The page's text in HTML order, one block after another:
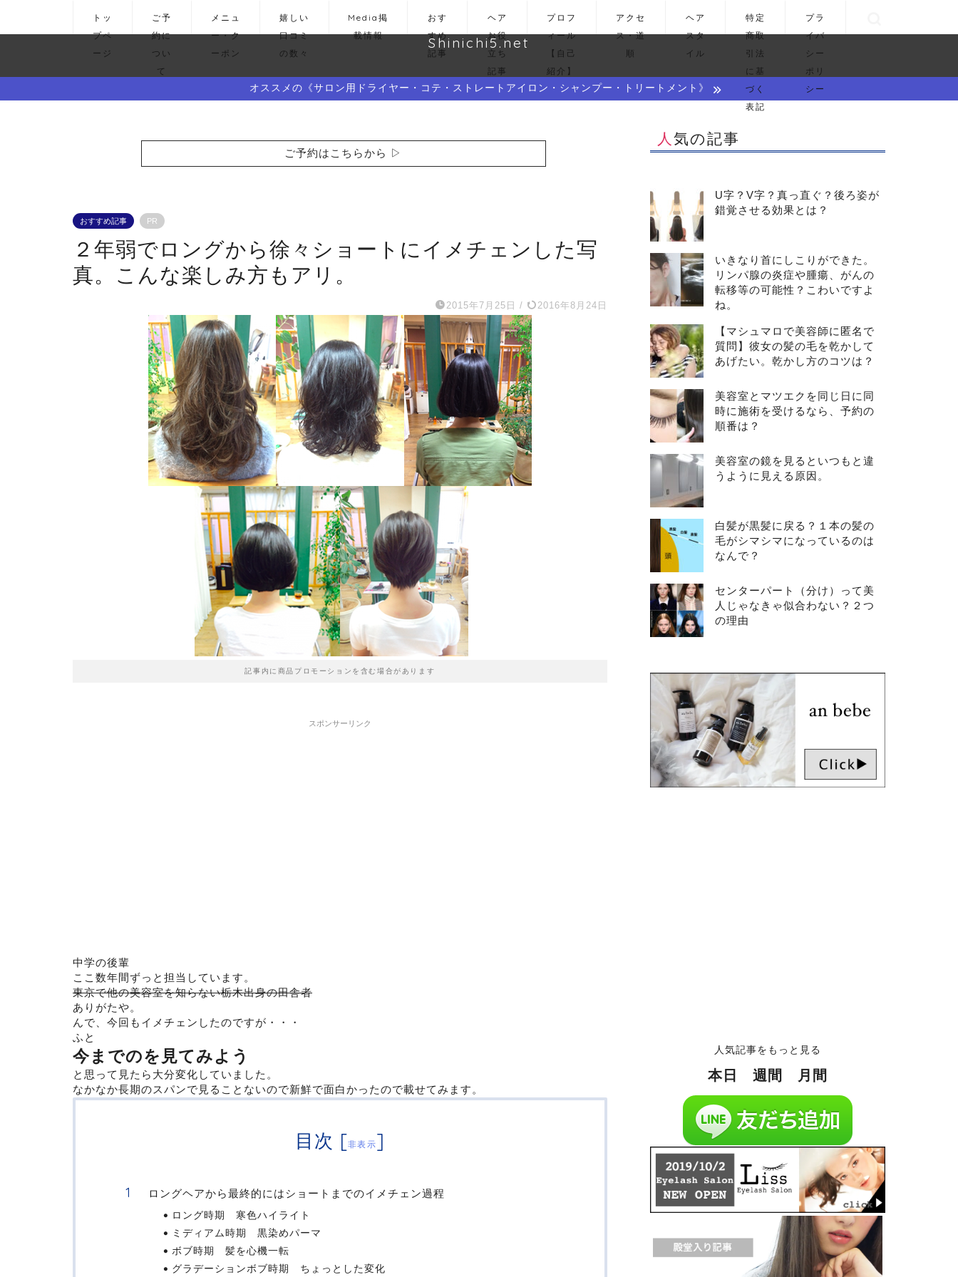
トッ
プペ
ージ
ご予
約に
つい
て
メニュ
ー・ク
ーポン
嬉しい
口コミ
の数々
Media掲
載情報
おす
すめ
記事
ヘア
お役
立ち
記事
プロフ
ィール
【自己
紹介】
アクセ
ス・道
順
ヘア
スタ
イル
特定
商取
引法
に基
づく
表記
プラ
イバ
シー
ポリ
シー
Shinichi5.net
オススメの《サロン用ドライヤー・コテ・ストレートアイロン・シャンプー・トリートメント》
ご予約はこちらから ▷
おすすめ記事 PR
２年弱でロングから徐々ショートにイメチェンした写
真。こんな楽しみ方もアリ。
2015年7月25日 / 2016年8月24日
記事内に商品プロモーションを含む場合があります
スポンサーリンク
中学の後輩
ここ数年間ずっと担当しています。
東京で他の美容室を知らない栃木出身の田舎者
ありがたや。
んで、今回もイメチェンしたのですが・・・
ふと
今までのを見てみよう
と思って見たら大分変化していました。
なかなか長期のスパンで見ることないので新鮮で面白かったので載せてみます。
目次 [非表示]
ロングヘアから最終的にはショートまでのイメチェン過程
ロング時期 寒色ハイライト
ミディアム時期 黒染めパーマ
ボブ時期 髪を心機一転
グラデーションボブ時期 ちょっとした変化
人気の記事
U字？V字？真っ直ぐ？後ろ姿が
錯覚させる効果とは？
いきなり首にしこりができた。
リンパ腺の炎症や腫瘍、がんの
転移等の可能性？こわいですよ
ね。
【マシュマロで美容師に匿名で
質問】彼女の髪の毛を乾かして
あげたい。乾かし方のコツは？
美容室とマツエクを同じ日に同
時に施術を受けるなら、予約の
順番は？
美容室の鏡を見るといつもと違
うように見える原因。
白髪が黒髪に戻る？１本の髪の
毛がシマシマになっているのは
なんで？
センターパート（分け）って美
人じゃなきゃ似合わない？２つ
の理由
人気記事をもっと見る
本日 週間 月間